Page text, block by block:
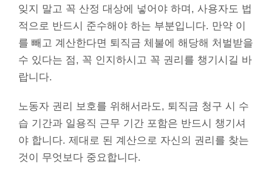
잊지 말고 꼭 산정 대상에 넣어야 하며, 사용자도 법
적으로 반드시 준수해야 하는 부분입니다. 만약 이
를 빼고 계산한다면 퇴직금 체불에 해당해 처벌받을
수 있다는 점, 꼭 인지하시고 꼭 권리를 챙기시길 바
랍니다.
노동자 권리 보호를 위해서라도, 퇴직금 청구 시 수
습 기간과 일용직 근무 기간 포함은 반드시 챙기셔
야 합니다. 제대로 된 계산으로 자신의 권리를 찾는
것이 무엇보다 중요합니다.